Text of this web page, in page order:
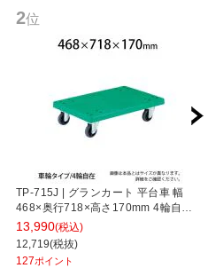
2位
TP-715J | グランカート 平台車 幅
468×奥行718×高さ170mm 4輪自在
トラスコ中山 (TRUSCO) / 489-3034
13,990(税込)
12,719(税抜)
127ポイント